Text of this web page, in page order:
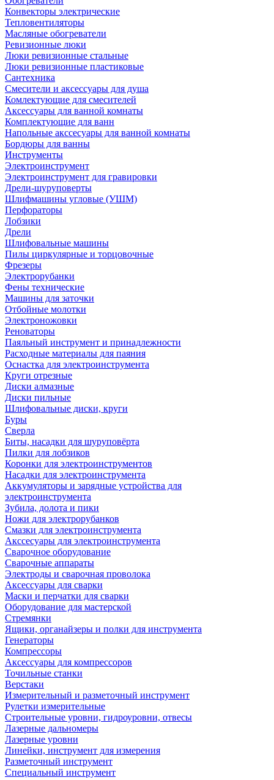
Конвекторы электрические
Тепловентиляторы
Масляные обогреватели
Ревизионные люки
Люки ревизионные стальные
Люки ревизионные пластиковые
Сантехника
Смесители и аксессуары для душа
Комлектующие для смесителей
Аксессуары для ванной комнаты
Комплектующие для ванн
Напольные акссесуары для ванной комнаты
Бордюры для ванны
Инструменты
Электроинструмент
Электроинструмент для гравировки
Дрели-шуруповерты
Шлифмашины угловые (УШМ)
Перфораторы
Лобзики
Дрели
Шлифовальные машины
Пилы циркулярные и торцовочные
Фрезеры
Электрорубанки
Фены технические
Машины для заточки
Отбойные молотки
Электроножовки
Реноваторы
Паяльный инструмент и принадлежности
Расходные материалы для паяния
Оснастка для электроинструмента
Круги отрезные
Диски алмазные
Диски пильные
Шлифовальные диски, круги
Буры
Сверла
Биты, насадки для шуруповёрта
Пилки для лобзиков
Коронки для электроинструментов
Насадки для электроинструмента
Аккумуляторы и зарядные устройства для
электроинструмента
Зубила, долота и пики
Ножи для электрорубанков
Смазки для электроинструмента
Акссесуары для электроинструмента
Сварочное оборудование
Сварочные аппараты
Электроды и сварочная проволока
Аксессуары для сварки
Маски и перчатки для сварки
Оборудование для мастерской
Стремянки
Ящики, органайзеры и полки для инструмента
Генераторы
Компрессоры
Аксессуары для компрессоров
Точильные станки
Верстаки
Измерительный и разметочный инструмент
Рулетки измерительные
Строительные уровни, гидроуровни, отвесы
Лазерные дальномеры
Лазерные уровни
Линейки, инструмент для измерения
Разметочный инструмент
Специальный инструмент